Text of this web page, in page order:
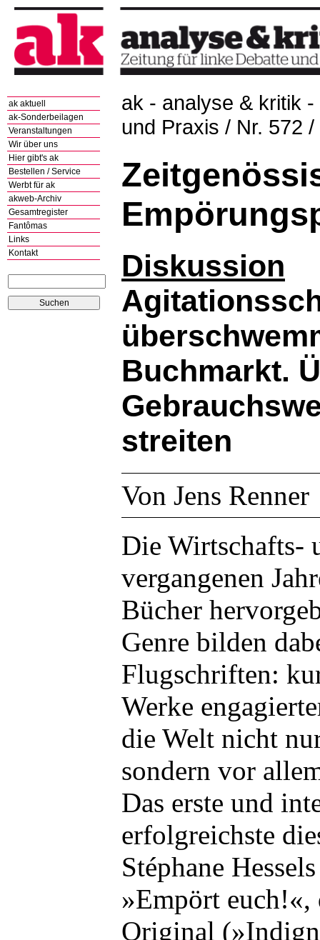
ak aktuell
ak-Sonderbeilagen
Veranstaltungen
Wir über uns
Hier gibt's ak
Bestellen / Service
Werbt für ak
akweb-Archiv
Gesamtregister
Fantômas
Links
Kontakt
ak - analyse & kritik
und Praxis / Nr. 572
Diskussion
Buchmarkt.
streiten
Von Jens Renner
Die Wirtschafts-
vergangenen
Bücher
Genre bilden
Flugschriften:
Werke
die Welt nicht
sondern vor
Das erste und
erfolgreichste
Stéphane
»Empört euch!«,
Original